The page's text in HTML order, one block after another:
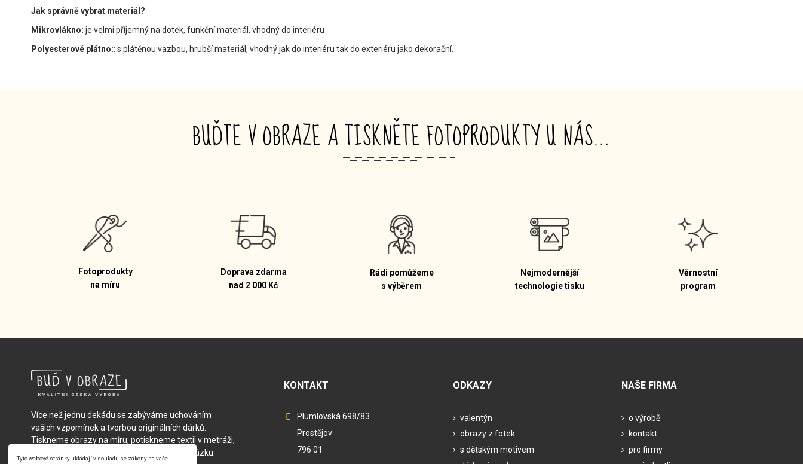
Jak správně vybrat materiál?
Mikrovlákno: je velmi příjemný na dotek, funkční materiál, vhodný do interiéru
Polyesterové plátno:: s plátěnou vazbou, hrubší materiál, vhodný jak do interiéru tak do exteriéru jako dekorační.
BUĎTE V OBRAZE A TISKNĚTE FOTOPRODUKTY U NÁS…
_
Fotoprodukty
na míru
Doprava zdarma
nad 2 000 Kč
Rádi pomůžeme
s výběrem
Nejmodernější
technologie tisku
Věrnostní
program
Více než jednu dekádu se zabýváme uchováním
vašich vzpomínek a tvorbou originálních dárků.
Tiskneme obrazy na míru, potiskneme textil v metráži,
vyrobíme fotopolštáře nebo batůžky na zakázku.
KONTAKT
Plumlovská 698/83
Prostějov
796 01
ODKAZY
valentýn
obrazy z fotek
s dětským motivem
NAŠE FIRMA
o výrobě
kontakt
pro firmy